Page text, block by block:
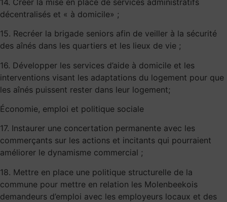
décentralisés et « à domicile» ;
15. Recréer la brigade seniors afin de veiller à la sécurité
des aînés dans les quartiers et les lieux de vie ;
16. Développer les services d’aide à domicile et les
interventions visant les adaptations du logement pour que
les aînés puissent rester dans leur logement;
Économie, emploi et politique sociale
17. Instaurer une concertation permanente avec les
commerçants sur les actions et incitants qui pourraient
améliorer le dynamisme commercial ;
18. Mettre en place une politique structurelle de la
commune pour mettre en relation les Molenbeekois
demandeurs d’emploi avec les employeurs locaux et des